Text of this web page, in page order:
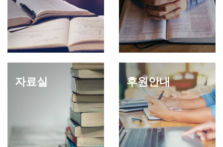
자료실 후원안내